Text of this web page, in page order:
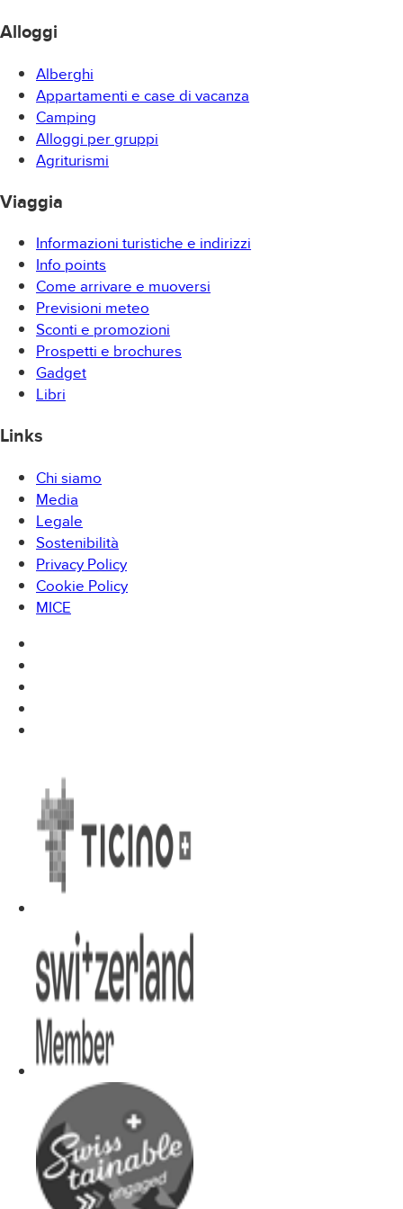
Alloggi
Alberghi
Appartamenti e case di vacanza
Camping
Alloggi per gruppi
Agriturismi
Viaggia
Informazioni turistiche e indirizzi
Info points
Come arrivare e muoversi
Previsioni meteo
Sconti e promozioni
Prospetti e brochures
Gadget
Libri
Links
Chi siamo
Media
Legale
Sostenibilità
Privacy Policy
Cookie Policy
MICE